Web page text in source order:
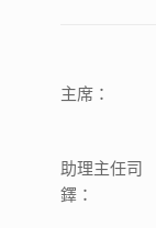
主席：
助理主任司
鐸：